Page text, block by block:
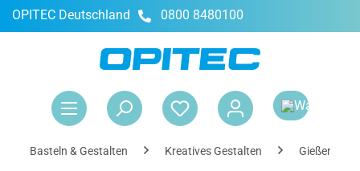
springen
OPITEC Deutschland 0800 8480100
Basteln & Gestalten Kreatives Gestalten Gießen